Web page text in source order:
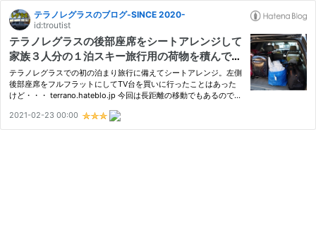
テラノレグラスのブログ-SINCE 2020-
id:troutist
テラノレグラスの後部座席をシートアレンジして
家族３人分の１泊スキー旅行用の荷物を積んでみ
た~右側後部座席のみをフルフラットに~
テラノレグラスでの初の泊まり旅行に備えてシートアレンジ。左側
後部座席をフルフラットにしてTV台を買いに行ったことはあった
けど・・・ terrano.hateblo.jp 今回は長距離の移動でもあるので、
いて幅が広い左後部座席は倒さないことにした。【右後部座席の…
2021-02-23 00:00